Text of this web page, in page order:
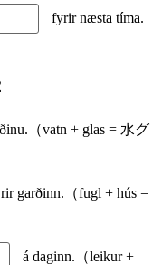
fyrir næsta tíma.
（vatn + glas = 水グ
garðinn.（fugl + hús =
á daginn.（leikur +